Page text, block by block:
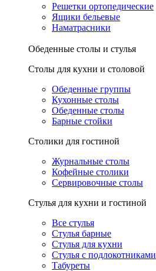
Решетки ортопедические
Ящики бельевые
Наматрасники
Обеденные столы и стулья
Столы для кухни и столовой
Обеденные группы
Кухонные столы
Обеденные столы
Барные стойки
Столики для гостиной
Журнальные столы
Кофейные столики
Сервировочные столы
Стулья для кухни и гостиной
Все стулья
Стулья барные
Стулья для кухни
Стулья с подлокотниками
Табуреты